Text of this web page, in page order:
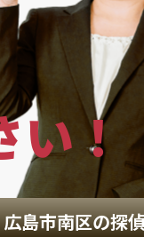
い！
広島市南区の探